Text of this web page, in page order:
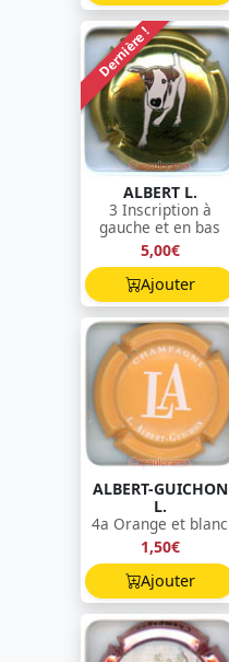
Dernière !
ALBERT L.
3 Inscription à
gauche et en bas
5,00€
Ajouter
ALBERT-GUICHON
L.
4a Orange et blanc
1,50€
Ajouter